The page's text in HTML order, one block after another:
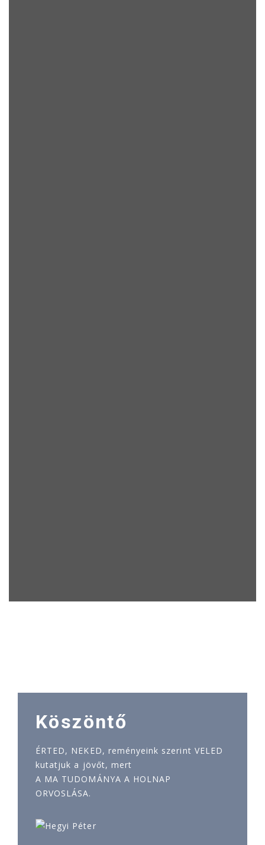
Köszöntő
ÉRTED, NEKED, reményeink szerint VELED
kutatjuk a jövőt, mert
A MA TUDOMÁNYA A HOLNAP
ORVOSLÁSA.